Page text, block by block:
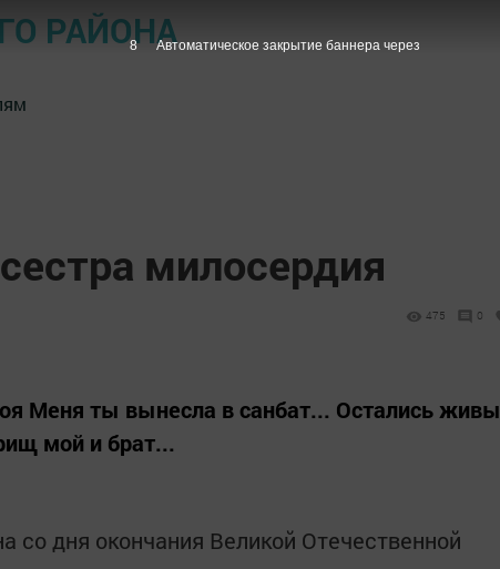
РАЙОНА
милосердия
475 0
Меня ты вынесла в санбат... Остались живы
мой и брат...
со дня окончания Великой Отечественной
7 Автоматическое закрытие баннера через